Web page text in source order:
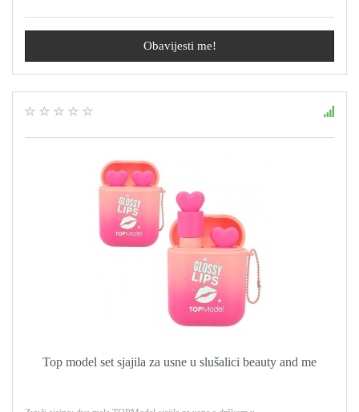
Obavijesti me!
Top model set sjajila za usne u slušalici beauty and me